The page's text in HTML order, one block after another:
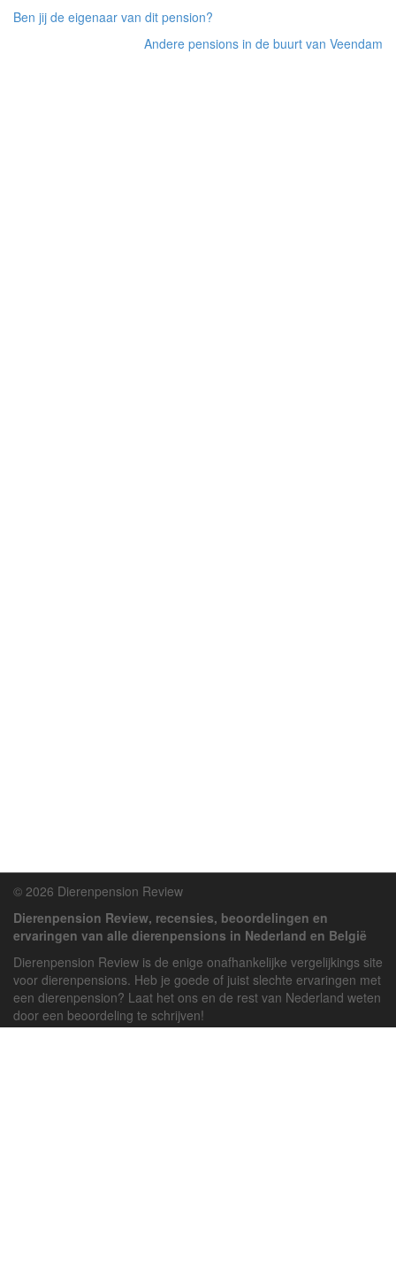
Ben jij de eigenaar van dit pension?
Andere pensions in de buurt van Veendam
© 2026 Dierenpension Review
Dierenpension Review, recensies, beoordelingen en
ervaringen van alle dierenpensions in Nederland en België
Dierenpension Review is de enige onafhankelijke vergelijkings site
voor dierenpensions. Heb je goede of juist slechte ervaringen met
een dierenpension? Laat het ons en de rest van Nederland weten
door een beoordeling te schrijven!